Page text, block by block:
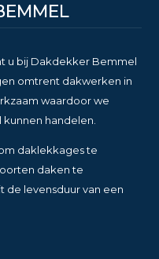
u bij Dakdekker Bemmel
omtrent dakwerken in
waardoor we
kunnen handelen.
daklekkages te
daken te
de levensduur van een